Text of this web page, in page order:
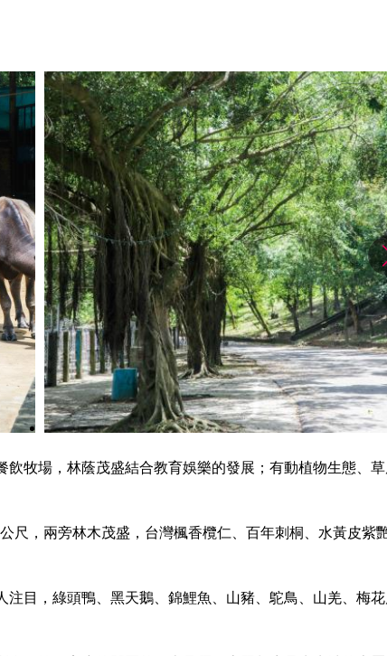
牧場，林蔭茂盛結合教育娛樂的發展；有動植物生態、
尺，兩旁林木茂盛，台灣楓香欖仁、百年刺桐、水黃皮紫
目，綠頭鴨、黑天鵝、錦鯉魚、山豬、鴕鳥、山羌、梅